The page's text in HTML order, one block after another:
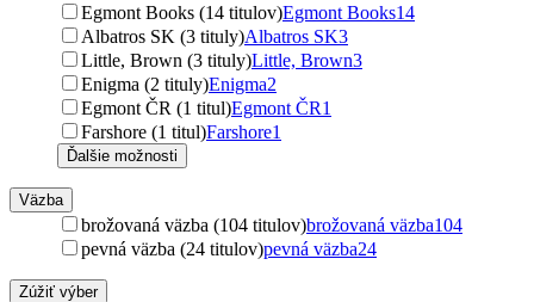
Egmont Books (14 titulov)Egmont Books14
Albatros SK (3 tituly)Albatros SK3
Little, Brown (3 tituly)Little, Brown3
Enigma (2 tituly)Enigma2
Egmont ČR (1 titul)Egmont ČR1
Farshore (1 titul)Farshore1
Ďalšie možnosti
Väzba
brožovaná väzba (104 titulov)brožovaná väzba104
pevná väzba (24 titulov)pevná väzba24
Zúžiť výber